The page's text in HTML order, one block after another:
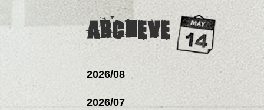
ARCHEVE
2026/08
2026/07